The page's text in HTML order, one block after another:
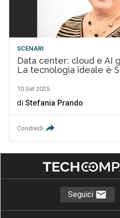
SCENARI
Data center: cloud e AI
La tecnologia ideale è
10 Set 2025
diStefania Prando
Condividi
Seguici